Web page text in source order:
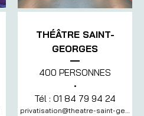
THÉÂTRE SAINT-
GEORGES
400 PERSONNES
•
Tél : 01 84 79 94 24
privatisation@theatre-saint-georges.com